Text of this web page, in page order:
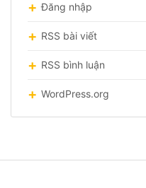
Đăng nhập
RSS bài viết
RSS bình luận
WordPress.org